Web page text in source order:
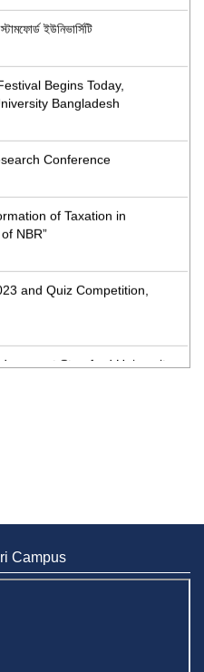
ইউনিভার্সিটি
Begins Today,
Bangladesh
Conference
of Taxation in
NBR”
and Quiz Competition,
at Stamford University
at Stamford
Call on Stamford VC
Campus